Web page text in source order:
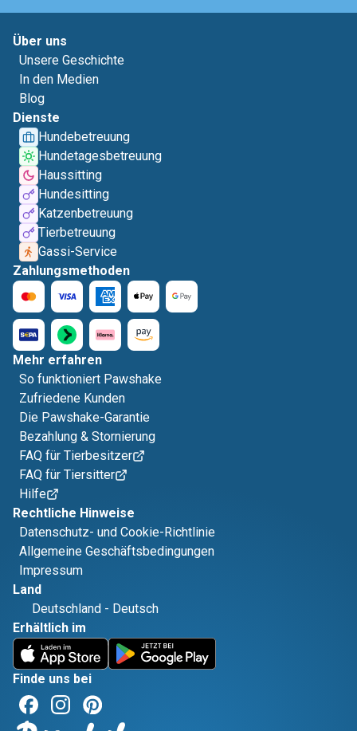
Über uns
Unsere Geschichte
In den Medien
Blog
Dienste
Hundebetreuung
Hundetagesbetreuung
Haussitting
Hundesitting
Katzenbetreuung
Tierbetreuung
Gassi-Service
Zahlungsmethoden
Mehr erfahren
So funktioniert Pawshake
Zufriedene Kunden
Die Pawshake-Garantie
Bezahlung & Stornierung
FAQ für Tierbesitzer
FAQ für Tiersitter
Hilfe
Rechtliche Hinweise
Datenschutz- und Cookie-Richtlinie
Allgemeine Geschäftsbedingungen
Impressum
Land
Deutschland - Deutsch
Erhältlich im
Finde uns bei